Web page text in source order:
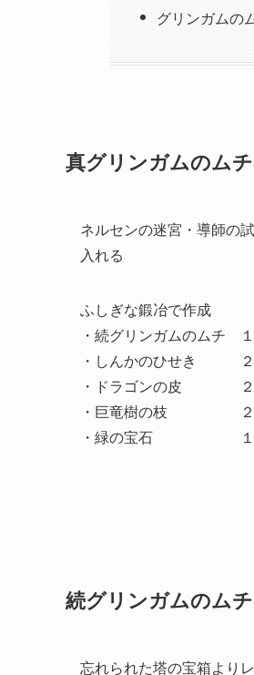
グリンガムの
真グリンガムのム
ネルセンの迷宮・導師の
入れる
ふしぎな鍛冶で作成
・ 続グリンガムのムチ
・しんかのひせき
・ドラゴンの皮 ２
・巨竜樹の枝 ２
・緑の宝石 １
続グリンガムのム
忘れられた塔の宝箱より